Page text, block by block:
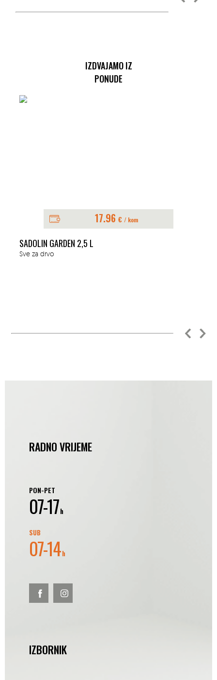
IZDVAJAMO IZ
PONUDE
17.96 € / kom
SADOLIN GARDEN 2,5 L
Sve za drvo
RADNO VRIJEME
PON-PET
07-17h
SUB
07-14h
IZBORNIK